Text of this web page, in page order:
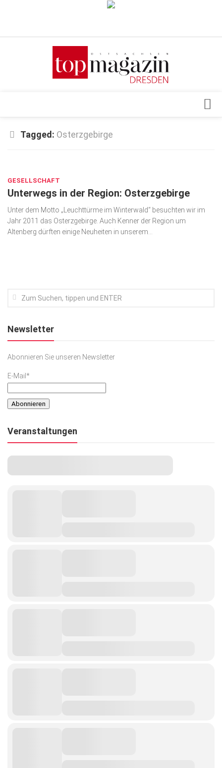
Verkaufsstellen
Top Gesundheitsforum Dresden / Ostsachsen
Geschäft
gesund & schön
Gesellschaft
Kunst & Kultur
SACHSEN IN PARIS
Tagged: Osterzgebirge
GESELLSCHAFT
Unterwegs in der Region: Osterzgebirge
Unter dem Motto „Leuchttürme im Winterwald“ be­suchten wir im
Jahr 2011 das Osterzgebirge. Auch Kenner der Region um
Altenberg dürften einige Neuheiten in unserem...
Newsletter
Abonnieren Sie unseren Newsletter
E-Mail*
Veranstaltungen